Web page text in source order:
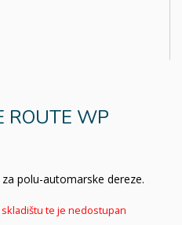
ROUTE WP
polu-automarske dereze.
te je nedostupan